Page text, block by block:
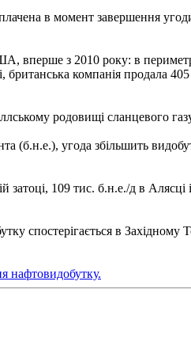
в момент завершення
вперше з 2010 року: в
британська компанія продала
родовищі сланцевого газу
(б.н.е.), угода збільшить
109 тис. б.н.е./д в Алясці
спостерігається в Західному
нафтовидобутку.